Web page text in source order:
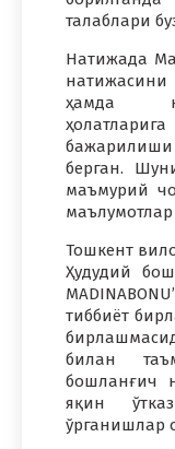
талаблари
Натижада
ҳамда
берган.
маъмурий
Тошкент
Ҳудудий
тиббиёт
билан
бошланғич
яқин
ўрганишлар